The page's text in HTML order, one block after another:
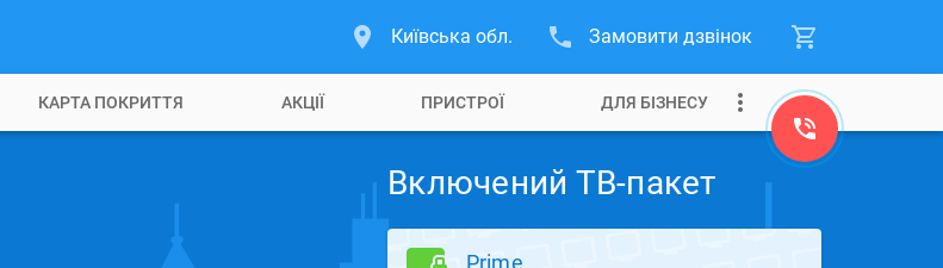
Київська обл. Замовити дзвінок
КАРТА ПОКРИТТЯ АКЦІЇ ПРИСТРОЇ ДЛЯ БІЗНЕСУ
Включений ТВ-пакет
Prime